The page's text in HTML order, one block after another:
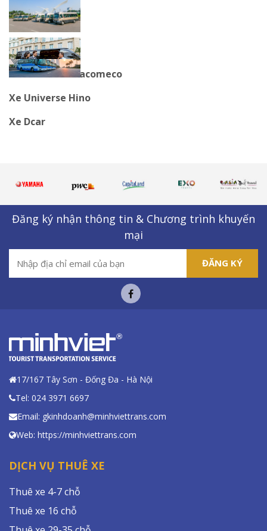
Xe Thaco
Xe Universe Tracomeco
Xe Universe Hino
Xe Dcar
Đăng ký nhận thông tin & Chương trình khuyến
mại
ĐĂNG KÝ
17/167 Tây Sơn - Đống Đa - Hà Nội
Tel: 024 3971 6697
Email: gkinhdoanh@minhviettrans.com
Web: https://minhviettrans.com
DỊCH VỤ THUÊ XE
Thuê xe 4-7 chỗ
Thuê xe 16 chỗ